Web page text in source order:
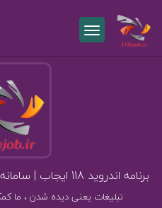
برنامه اندروید 118 ایجاب | سامانه ثبت الکترونیکی مشاغل کشور
تبلیغات یعنی دیده شدن ، ما